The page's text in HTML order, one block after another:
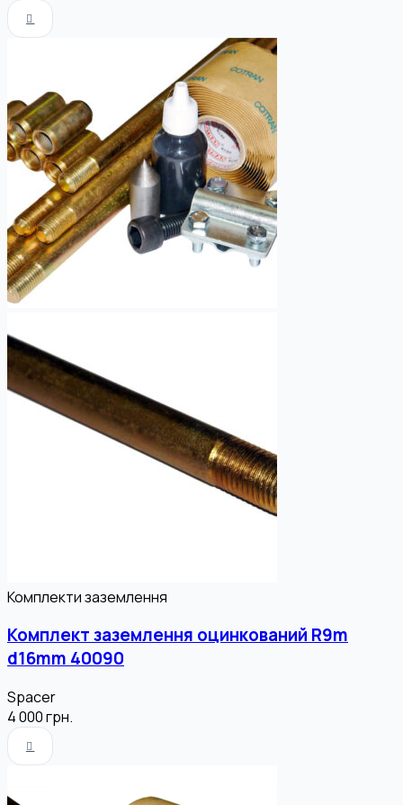
Комплекти заземлення
Комплект заземлення оцинкований R9m
d16mm 40090
Spacer
4 000грн.